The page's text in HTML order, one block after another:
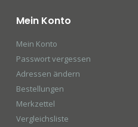
Mein Konto
Mein Konto
Passwort vergessen
Adressen ändern
Bestellungen
Merkzettel
Vergleichsliste